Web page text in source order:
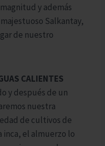
y además
Salkantay,
de nuestro
CALIENTES
y después de un
nuestra
de cultivos de
inca, el almuerzo lo